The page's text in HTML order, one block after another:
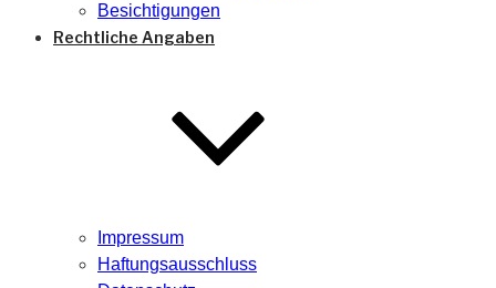
Besichtigungen
Rechtliche Angaben
Impressum
Haftungsausschluss